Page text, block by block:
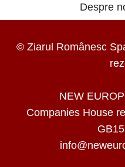
Despre
© Ziarul Românesc
NEW
Companies House